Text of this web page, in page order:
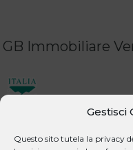
Gestisci
Questo sito tutela la privacy
GB Immobiliare